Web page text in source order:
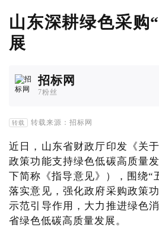
山东深耕绿色采购
展
招标网
7粉丝
转载 转载来源：招标网
近日，山东省财政厅印发《关
政策功能支持绿色低碳高质量
下简称《指导意见》），围绕“
落实意见，强化政府采购政策
示范引导作用，大力推进绿色
省绿色低碳高质量发展。